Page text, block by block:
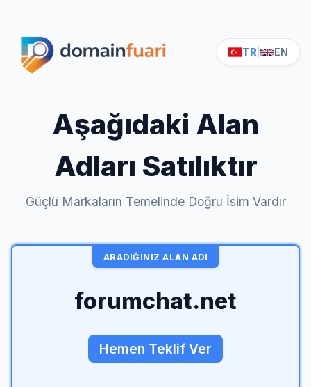
TR EN
Aşağıdaki Alan
Adları Satılıktır
Güçlü Markaların Temelinde Doğru İsim Vardır
ARADIĞINIZ ALAN ADI
forumchat.net
Hemen Teklif Ver